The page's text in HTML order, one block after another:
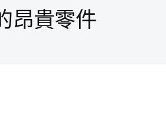
昂貴零件